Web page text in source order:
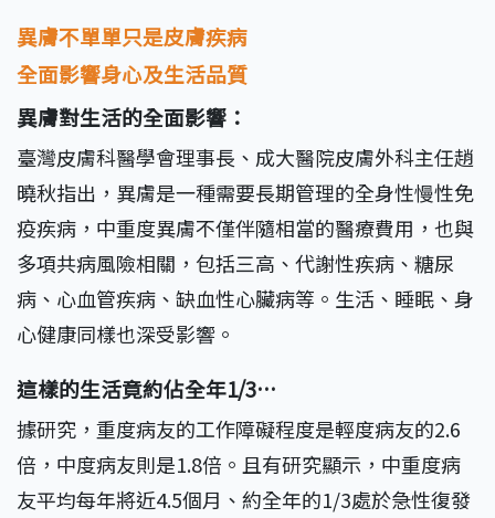
異膚不單單只是皮膚疾病
全面影響身心及生活品質
異膚對生活的全面影響：
臺灣皮膚科醫學會理事長、成大醫院皮膚外科主任趙
曉秋指出，異膚是一種需要長期管理的全身性慢性免
疫疾病，中重度異膚不僅伴隨相當的醫療費用，也與
多項共病風險相關，包括三高、代謝性疾病、糖尿
病、心血管疾病、缺血性心臟病等。生活、睡眠、身
心健康同樣也深受影響。
這樣的生活竟約佔全年1/3…
據研究，重度病友的工作障礙程度是輕度病友的2.6
倍，中度病友則是1.8倍。且有研究顯示，中重度病
友平均每年將近4.5個月、約全年的1/3處於急性復發